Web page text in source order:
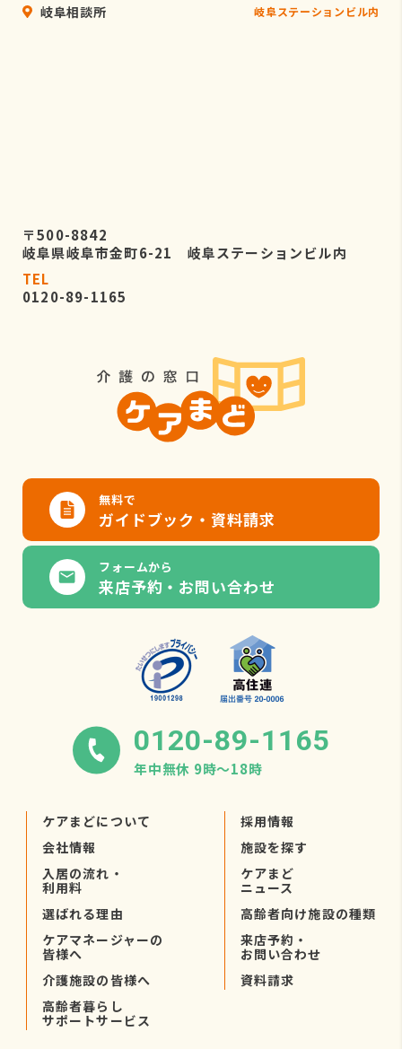
岐阜相談所 岐阜ステーションビル内
〒500-8842
岐阜県岐阜市金町6-21 岐阜ステーションビル内
TEL
0120-89-1165
無料で
ガイドブック・資料請求
フォームから
来店予約・お問い合わせ
0120-89-1165
年中無休 9時〜18時
ケアまどについて
会社情報
入居の流れ・
利用料
選ばれる理由
ケアマネージャーの
皆様へ
介護施設の皆様へ
高齢者暮らし
サポートサービス
採用情報
施設を探す
ケアまど
ニュース
高齢者向け施設の種類
来店予約・
お問い合わせ
資料請求